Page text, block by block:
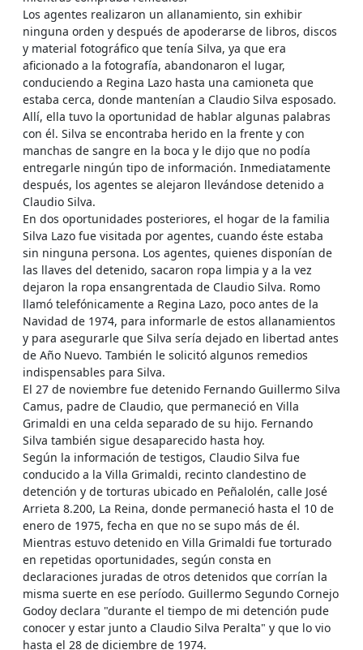
Los agentes realizaron un allanamiento, sin exhibir
ninguna orden y después de apoderarse de libros, discos
y material fotográfico que tenía Silva, ya que era
aficionado a la fotografía, abandonaron el lugar,
conduciendo a Regina Lazo hasta una camioneta que
estaba cerca, donde mantenían a Claudio Silva esposado.
Allí, ella tuvo la oportunidad de hablar algunas palabras
con él. Silva se encontraba herido en la frente y con
manchas de sangre en la boca y le dijo que no podía
entregarle ningún tipo de información. Inmediatamente
después, los agentes se alejaron llevándose detenido a
Claudio Silva.
En dos oportunidades posteriores, el hogar de la familia
Silva Lazo fue visitada por agentes, cuando éste estaba
sin ninguna persona. Los agentes, quienes disponían de
las llaves del detenido, sacaron ropa limpia y a la vez
dejaron la ropa ensangrentada de Claudio Silva. Romo
llamó telefónicamente a Regina Lazo, poco antes de la
Navidad de 1974, para informarle de estos allanamientos
y para asegurarle que Silva sería dejado en libertad antes
de Año Nuevo. También le solicitó algunos remedios
indispensables para Silva.
El 27 de noviembre fue detenido Fernando Guillermo Silva
Camus, padre de Claudio, que permaneció en Villa
Grimaldi en una celda separado de su hijo. Fernando
Silva también sigue desaparecido hasta hoy.
Según la información de testigos, Claudio Silva fue
conducido a la Villa Grimaldi, recinto clandestino de
detención y de torturas ubicado en Peñalolén, calle José
Arrieta 8.200, La Reina, donde permaneció hasta el 10 de
enero de 1975, fecha en que no se supo más de él.
Mientras estuvo detenido en Villa Grimaldi fue torturado
en repetidas oportunidades, según consta en
declaraciones juradas de otros detenidos que corrían la
misma suerte en ese período. Guillermo Segundo Cornejo
Godoy declara "durante el tiempo de mi detención pude
conocer y estar junto a Claudio Silva Peralta" y que lo vio
hasta el 28 de diciembre de 1974.